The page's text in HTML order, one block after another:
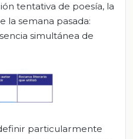
tentativa de poesía, la
la semana pasada:
simultánea de
particularmente